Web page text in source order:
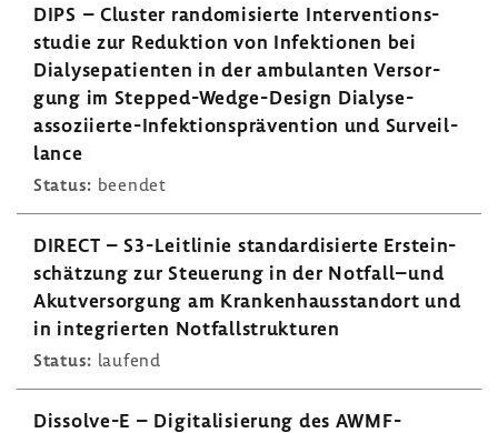
DIPS – Cluster rando­mi­sierte Inter­ven­ti­ons­
studie zur Reduk­tion von Infek­tionen bei
Dialy­se­pa­ti­enten in der ambu­lanten Versor­
gung im Stepped-​Wedge-Design Dialyse-​
assoziierte-Infektionsprävention und Surveil­
lance
Status: beendet
DIRECT – S3-​Leitlinie stan­dar­di­sierte Erst­ein­
schät­zung zur Steue­rung in der Notfall–und
Akut­ver­sor­gung am Kran­ken­haus­standort und
in inte­grierten Notfall­struk­turen
Status: laufend
Dissolve-​E – Digi­ta­li­sie­rung des AWMF-​